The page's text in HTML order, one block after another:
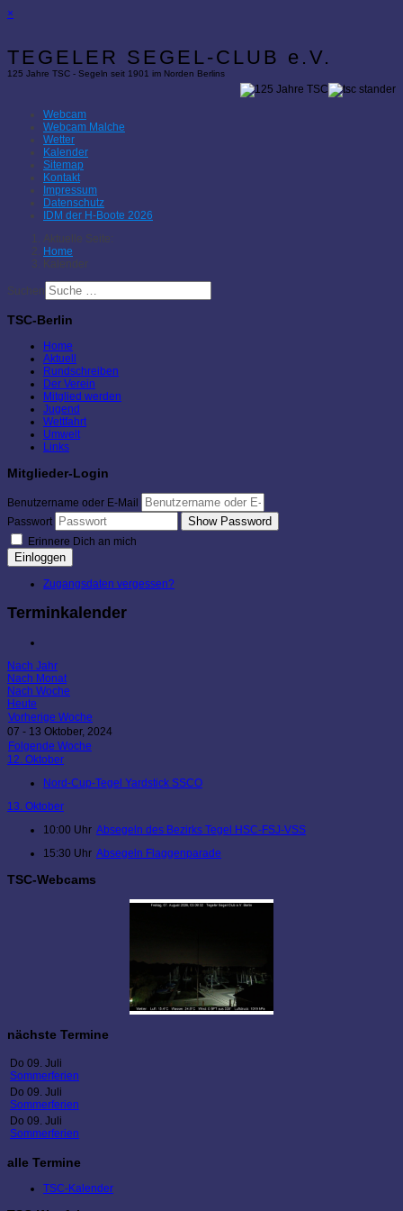
×
TEGELER SEGEL-CLUB e.V.
125 Jahre TSC - Segeln seit 1901 im Norden Berlins
Webcam
Webcam Malche
Wetter
Kalender
Sitemap
Kontakt
Impressum
Datenschutz
IDM der H-Boote 2026
Aktuelle Seite:
Home
Kalender
Suchen
TSC-Berlin
Home
Aktuell
Rundschreiben
Der Verein
Mitglied werden
Jugend
Wettfahrt
Umwelt
Links
Mitglieder-Login
Benutzername oder E-Mail
Passwort
Show Password
Erinnere Dich an mich
Einloggen
Zugangsdaten vergessen?
Terminkalender
Nach Jahr
Nach Monat
Nach Woche
Heute
Vorherige Woche
07 - 13 Oktober, 2024
Folgende Woche
12. Oktober
Nord-Cup-Tegel Yardstick SSCO
13. Oktober
10:00 Uhr Absegeln des Bezirks Tegel HSC-FSJ-VSS
15:30 Uhr Absegeln Flaggenparade
TSC-Webcams
nächste Termine
Do 09. Juli
Sommerferien
Do 09. Juli
Sommerferien
Do 09. Juli
Sommerferien
alle Termine
TSC-Kalender